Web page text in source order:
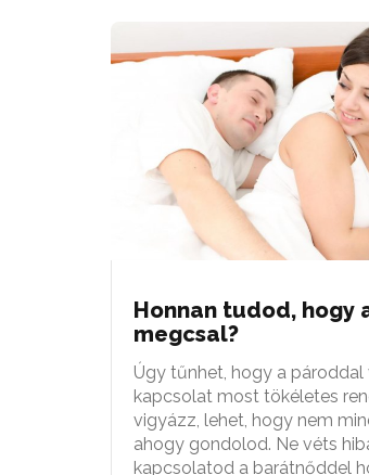
Honnan tudod, hogy
megcsal?
Úgy tűnhet, hogy a pároddal
kapcsolat most tökéletes
vigyázz, lehet, hogy nem
ahogy gondolod. Ne véts
kapcsolatod a barátnőddel